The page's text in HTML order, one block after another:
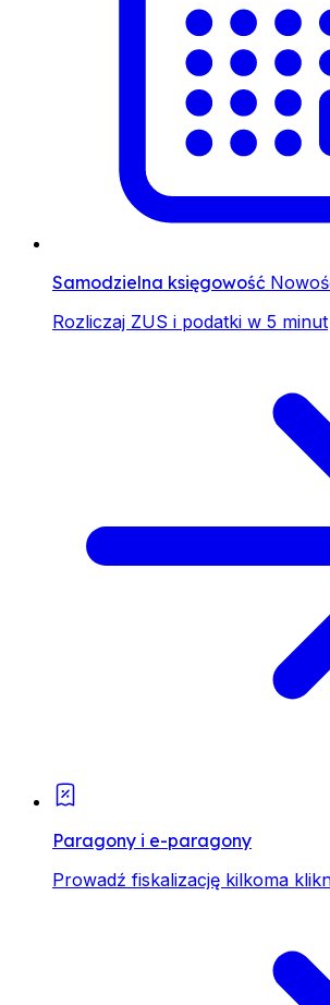
Samodzielna księgowość
Rozliczaj ZUS i podatki w 5 minut
Paragony i e-paragony
Prowadź fiskalizację kilkoma